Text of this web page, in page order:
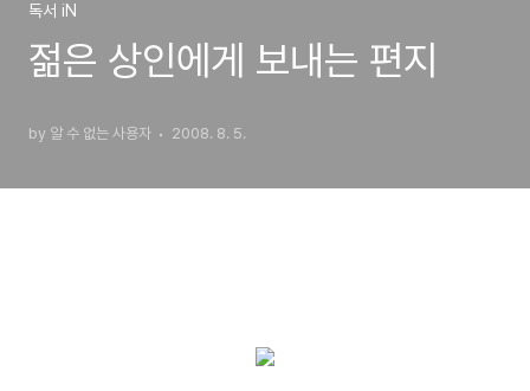
독서 iN
젊은 상인에게 보내는 편지
by 알 수 없는 사용자 2008. 8. 5.